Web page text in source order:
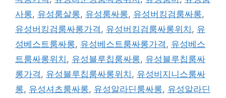
사롱, 유성룸살롱, 유성룸싸롱, 유성버킹검룸싸롱,
유성버킹검룸싸롱가격 , 유성버킹검룸싸롱위치 , 유
성베스트룸싸롱, 유성베스트룸싸롱가격 , 유성베스
트룸싸롱위치 , 유성블루칩룸싸롱, 유성블루칩룸싸
롱가격 , 유성블루칩룸싸롱위치 , 유성비지니스룸싸
롱, 유성셔츠룸싸롱, 유성알라딘룸싸롱, 유성알라딘